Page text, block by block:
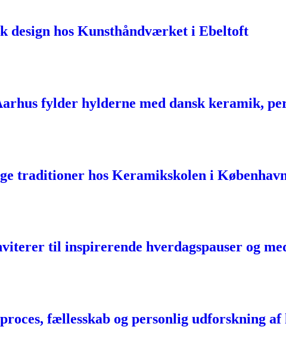
design hos Kunsthåndværket i Ebeltoft
fylder hylderne med dansk keramik,
traditioner hos Keramikskolen i
til inspirerende hverdagspauser og
fællesskab og personlig udforskning